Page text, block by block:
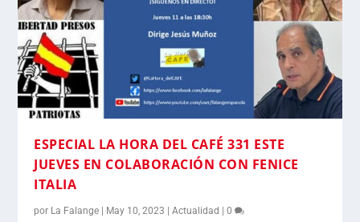
ESPECIAL LA HORA DEL CAFÉ 331 ESTE
JUEVES EN COLABORACIÓN CON FENICE
ITALIA
por La Falange | May 10, 2023 |Actualidad |0